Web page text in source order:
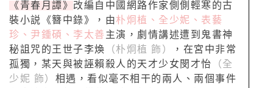
《青春月譚》 改編自中國網路作家側側輕寒的古
裝小説《簪中錄》，由朴炯植、全少妮、表藝
珍、尹鍾碩、李太善 主演，劇情講述遭到鬼書神
秘詛咒的王世子李煥 （朴炯植 飾）
，在宮中非常
孤獨，某天與被誣賴殺人的天才少女閔才怡 （全
少妮 飾） 相遇，看似毫不相干的兩人、兩個事件